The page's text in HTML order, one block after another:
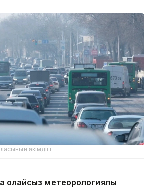
әкімдігі
метеорологиялық